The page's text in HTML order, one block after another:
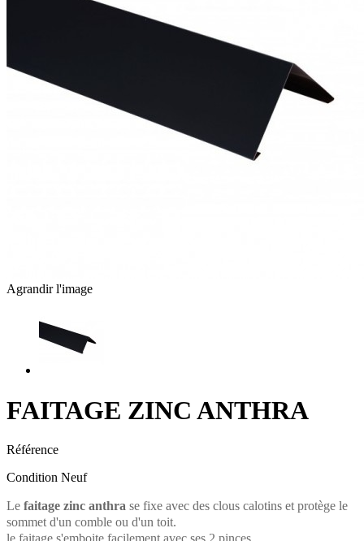
Agrandir l'image
FAITAGE ZINC ANTHRA
Référence
Condition Neuf
Le faitage zinc anthra se fixe avec des clous calotins et protège le
sommet d'un comble ou d'un toit.